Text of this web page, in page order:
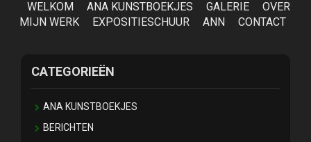
WELKOM ANA KUNSTBOEKJES GALERIE
OVER
MIJN WERK
EXPOSITIESCHUUR ANN CONTACT
CATEGORIEËN
ANA KUNSTBOEKJES
BERICHTEN